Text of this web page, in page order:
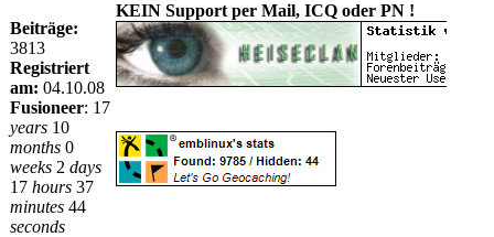
Beiträge:
3813
Registriert
am: 04.10.08
Fusioneer: 17
years 10
months 0
weeks 2 days
17 hours 37
minutes 44
seconds
KEIN Support per Mail, ICQ oder PN !